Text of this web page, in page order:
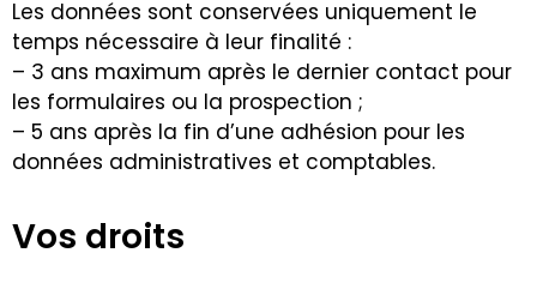
Les données sont conservées uniquement le
temps nécessaire à leur finalité :
– 3 ans maximum après le dernier contact pour
les formulaires ou la prospection ;
– 5 ans après la fin d’une adhésion pour les
données administratives et comptables.
Vos droits